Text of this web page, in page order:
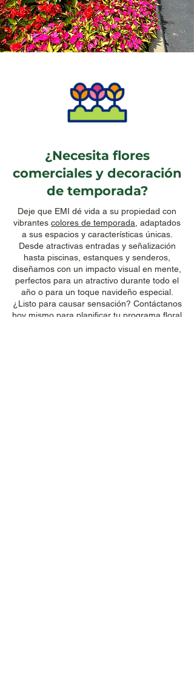
¿Necesita flores
comerciales y decoración
de temporada?
Deje que EMI dé vida a su propiedad con
vibrantes colores de temporada, adaptados
a sus espacios y características únicas.
Desde atractivas entradas y señalización
hasta piscinas, estanques y senderos,
diseñamos con un impacto visual en mente,
perfectos para un atractivo durante todo el
año o para un toque navideño especial.
¿Listo para causar sensación? Contáctanos
hoy mismo para planificar tu programa floral